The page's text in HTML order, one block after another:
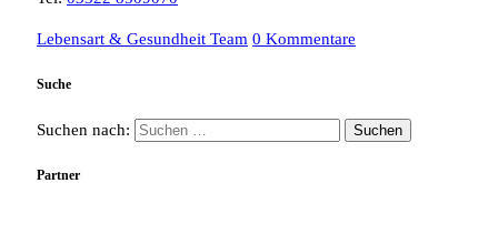
Lebensart & Gesundheit Team 0 Kommentare
Suche
Suchen nach:
Partner